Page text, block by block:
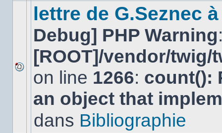
sujet.
Aucun
nouveau
message
non-
dans
lettre de G.Seznec
Debug] PHP Warning
[ROOT]/vendor/
on line 1266: count():
an object that
dans Bibliographie